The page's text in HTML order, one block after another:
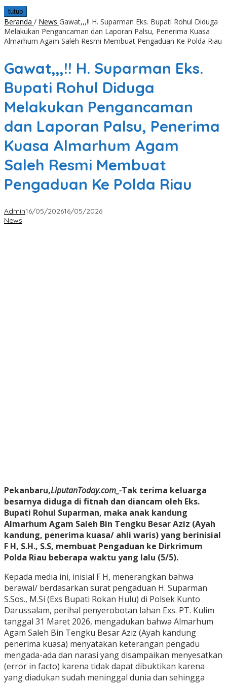
tutup
Beranda / News Gawat,,,!! H. Suparman Eks. Bupati Rohul Diduga
Melakukan Pengancaman dan Laporan Palsu, Penerima Kuasa
Almarhum Agam Saleh Resmi Membuat Pengaduan Ke Polda Riau
Gawat,,,!! H. Suparman Eks.
Bupati Rohul Diduga
Melakukan Pengancaman
dan Laporan Palsu, Penerima
Kuasa Almarhum Agam
Saleh Resmi Membuat
Pengaduan Ke Polda Riau
Admin16/05/202616/05/2026
News
Pekanbaru,LiputanToday.com_-Tak terima keluarga
besarnya diduga di fitnah dan diancam oleh Eks.
Bupati Rohul Suparman, maka anak kandung
Almarhum Agam Saleh Bin Tengku Besar Aziz (Ayah
kandung, penerima kuasa/ ahli waris) yang berinisial
F H, S.H., S.S, membuat Pengaduan ke Dirkrimum
Polda Riau beberapa waktu yang lalu (5/5).
Kepada media ini, inisial F H, menerangkan bahwa
berawal/ berdasarkan surat pengaduan H. Suparman
S.Sos., M.Si (Exs Bupati Rokan Hulu) di Polsek Kunto
Darussalam, perihal penyerobotan lahan Exs. PT. Kulim
tanggal 31 Maret 2026, mengadukan bahwa Almarhum
Agam Saleh Bin Tengku Besar Aziz (Ayah kandung
penerima kuasa) menyatakan keterangan pengadu
mengada-ada dan narasi yang disampaikan menyesatkan
(error in facto) karena tidak dapat dibuktikan karena
yang diadukan sudah meninggal dunia dan sehingga